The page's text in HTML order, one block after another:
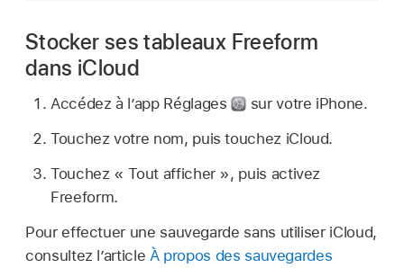
Stocker ses tableaux Freeform
dans iCloud
Accédez à l’app Réglages
sur votre iPhone.
Touchez votre nom, puis touchez iCloud.
Touchez « Tout afficher », puis activez
Freeform.
Pour effectuer une sauvegarde sans utiliser iCloud,
consultez l’article À propos des sauvegardes